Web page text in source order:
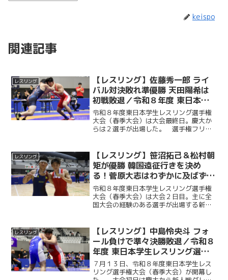
keispo
関連記事
レスリング
【レスリング】佐藤秀一郎 ライ
バル対決敗れ準優勝 天田陽希は
初戦敗退／令和８年度 東日本学
生レスリング選手権大会（春季大
会）３日目（最終日）
令和８年度東日本学生レスリング選手権
大会（春季大会）は大会最終日。慶大か
らは２選手が出場した。 選手権フリー
手権フリースタイル８７㌔級の佐藤秀一
郎（環４・八千代松陰）は...
レスリング
【レスリング】笹沼拓己＆松村朝
矩が優勝 韓国遠征行きを決め
る！菅原大志はわずかに及ばず３
位／令和８年度 東日本学生レス
リング選手権大会（春季大会）２
日目
令和８年度東日本学生レスリング選手権
大会（春季大会）は大会２日目。主に全
国大会の経験のある選手が出場する新人
ースタイルＢが開催された。 慶大から
は９選手が出場。優勝すれ...
レスリング
【レスリング】中島怜央斗 フォ
ール負けで準々決勝敗退／令和８
年度 東日本学生レスリング選手
権大会（春季大会）１日目
７月１３日、令和８年度東日本学生レス
リング選手権大会（春季大会）が開幕し